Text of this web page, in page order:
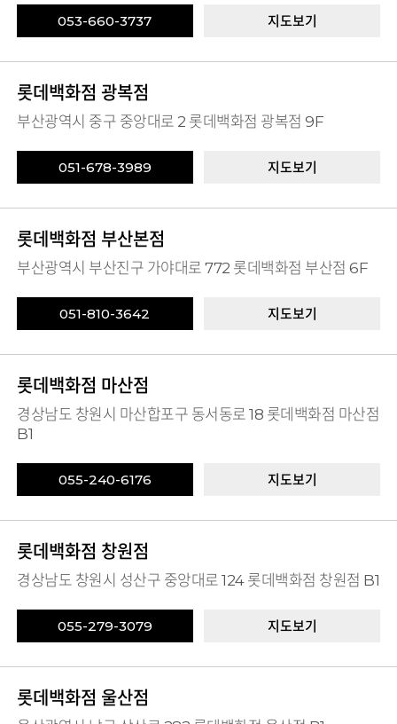
053-660-3737 지도보기
롯데백화점 광복점
부산광역시 중구 중앙대로 2 롯데백화점 광복점 9F
051-678-3989 지도보기
롯데백화점 부산본점
부산광역시 부산진구 가야대로 772 롯데백화점 부산점 6F
051-810-3642 지도보기
롯데백화점 마산점
경상남도 창원시 마산합포구 동서동로 18 롯데백화점 마산점
B1
055-240-6176 지도보기
롯데백화점 창원점
경상남도 창원시 성산구 중앙대로 124 롯데백화점 창원점 B1
055-279-3079 지도보기
롯데백화점 울산점